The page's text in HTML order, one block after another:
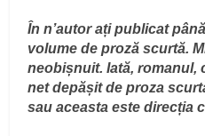
În nʼautor ați publicat
volume de proză scurtă.
neobișnuit. Iată, romanul,
net depășit de proza
sau aceasta este direcția